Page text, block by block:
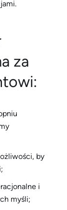
za
by
i
myśli;